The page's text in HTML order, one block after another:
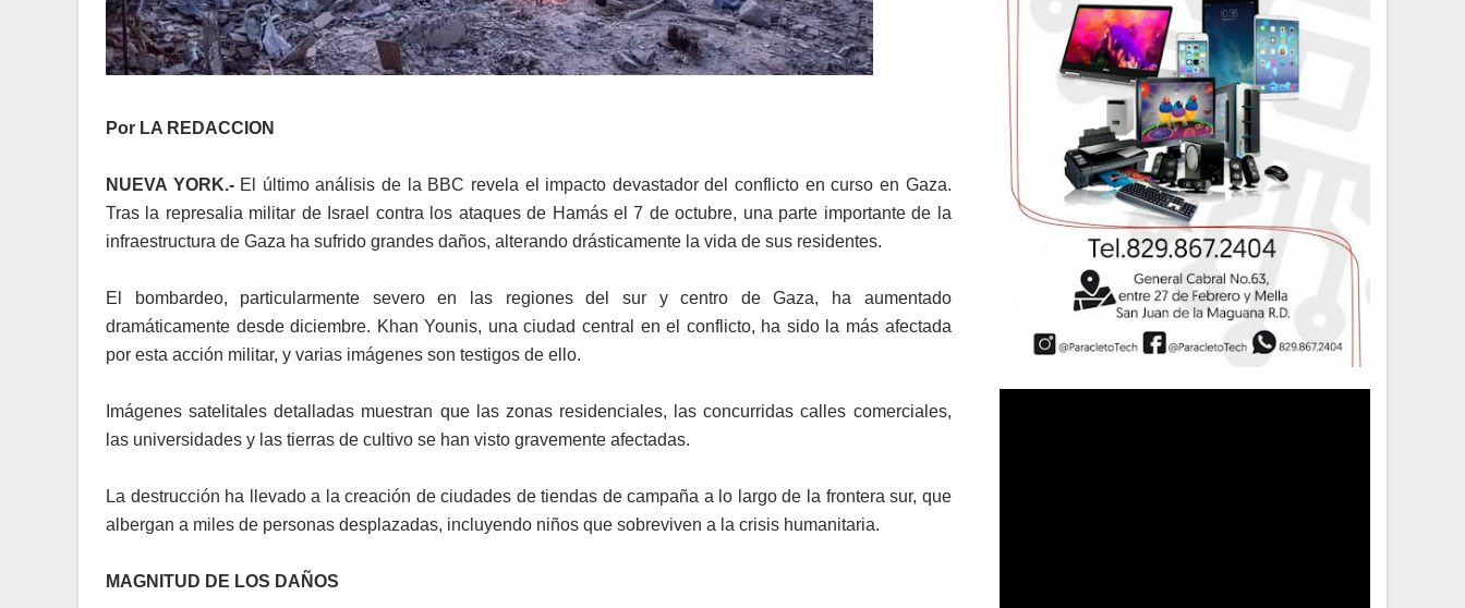
Por LA REDACCION
NUEVA YORK.- El último análisis de la BBC revela el impacto devastador del conflicto en curso en Gaza.
Tras la represalia militar de Israel contra los ataques de Hamás el 7 de octubre, una parte importante de la
infraestructura de Gaza ha sufrido grandes daños, alterando drásticamente la vida de sus residentes.
El bombardeo, particularmente severo en las regiones del sur y centro de Gaza, ha aumentado
dramáticamente desde diciembre. Khan Younis, una ciudad central en el conflicto, ha sido la más afectada
por esta acción militar, y varias imágenes son testigos de ello.
Imágenes satelitales detalladas muestran que las zonas residenciales, las concurridas calles comerciales,
las universidades y las tierras de cultivo se han visto gravemente afectadas.
La destrucción ha llevado a la creación de ciudades de tiendas de campaña a lo largo de la frontera sur, que
albergan a miles de personas desplazadas, incluyendo niños que sobreviven a la crisis humanitaria.
MAGNITUD DE LOS DAÑOS